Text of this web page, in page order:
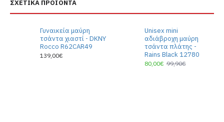
ΣΧΕΤΙΚΆ ΠΡΟΪΌΝΤΑ
Γυναικεία μαύρη
τσάντα χιαστί - DKNY
Rocco R62CAR49
139,00€
Unisex mini
αδιάβροχη μαύρη
τσάντα πλάτης -
Rains Black 12780
80,00€ 99,90€